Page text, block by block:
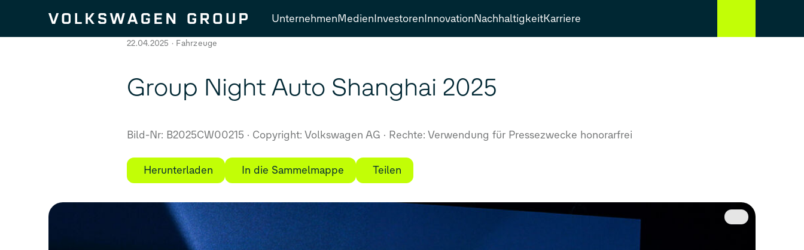
UnternehmenMedienInvestorenInnovationNachhaltigkeitKarriere
22.04.2025 Fahrzeuge
Group Night Auto Shanghai 2025
Bild-Nr: B2025CW00215 Copyright: Volkswagen AG Rechte: Verwendung für Pressezwecke honorarfrei
Herunterladen In die Sammelmappe Teilen